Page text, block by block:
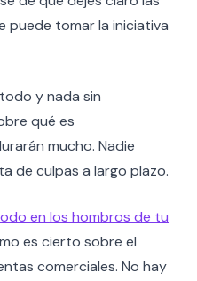
puede tomar la iniciativa
y nada sin
qué es
mucho. Nadie
de culpas a largo plazo.
en los hombros de tu
es cierto sobre el
comerciales. No hay